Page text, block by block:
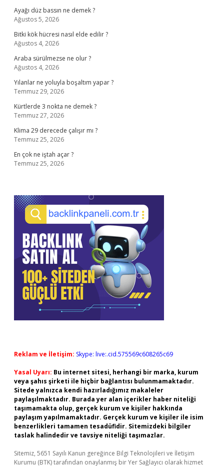
Ayağı düz bassın ne demek ?
Ağustos 5, 2026
Bitki kök hücresi nasıl elde edilir ?
Ağustos 4, 2026
Araba sürülmezse ne olur ?
Ağustos 4, 2026
Yılanlar ne yoluyla boşaltım yapar ?
Temmuz 29, 2026
Kürtlerde 3 nokta ne demek ?
Temmuz 27, 2026
Klima 29 derecede çalışır mı ?
Temmuz 25, 2026
En çok ne iştah açar ?
Temmuz 25, 2026
Reklam ve İletişim: Skype: live:.cid.575569c608265c69
Yasal Uyarı: Bu internet sitesi, herhangi bir marka, kurum
veya şahıs şirketi ile hiçbir bağlantısı bulunmamaktadır.
Sitede yalnızca kendi hazırladığımız makaleler
paylaşılmaktadır. Burada yer alan içerikler haber niteliği
taşımamakta olup, gerçek kurum ve kişiler hakkında
paylaşım yapılmamaktadır. Gerçek kurum ve kişiler ile isim
benzerlikleri tamamen tesadüfidir. Sitemizdeki bilgiler
taslak halindedir ve tavsiye niteliği taşımazlar.
Sitemiz, 5651 Sayılı Kanun gereğince Bilgi Teknolojileri ve İletişim
Kurumu (BTK) tarafından onaylanmış bir Yer Sağlayıcı olarak hizmet